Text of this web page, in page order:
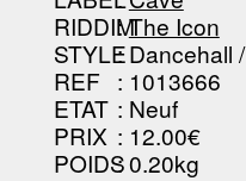
RIDDIM
:The Icon
STYLE: Dancehall
REF : 1013666
ETAT : Neuf
PRIX : 12.00€
POIDS: 0.20kg